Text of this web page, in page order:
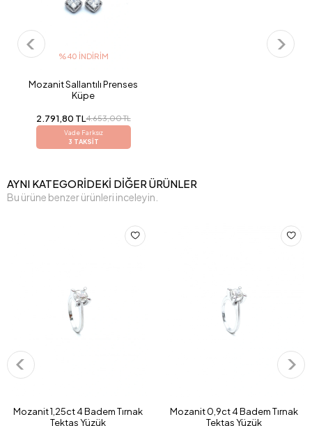
%40 İNDIRIM
Mozanit Sallantılı Prenses
Küpe
2.791,80 TL4.653,00 TL
Vade Farksız
3 TAKSİT
AYNI KATEGORİDEKİ DİĞER ÜRÜNLER
Bu ürüne benzer ürünleri inceleyin.
Mozanit 1,25ct 4 Badem Tırnak
Tektaş Yüzük
Mozanit 0,9ct 4 Badem Tırnak
Tektaş Yüzük